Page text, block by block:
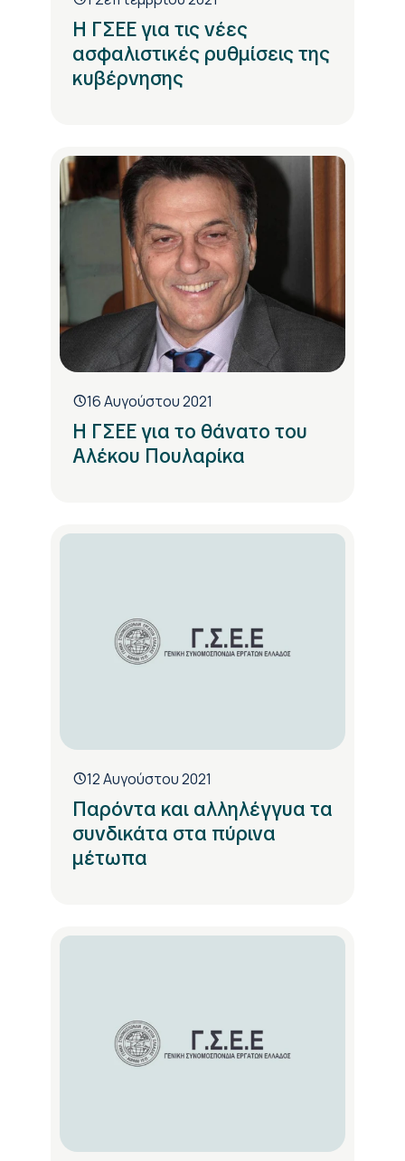
Η ΓΣΕΕ για τις νέες
ασφαλιστικές ρυθμίσεις της
κυβέρνησης
16 Αυγούστου 2021
Η ΓΣΕΕ για το θάνατο του
Αλέκου Πουλαρίκα
12 Αυγούστου 2021
Παρόντα και αλληλέγγυα τα
συνδικάτα στα πύρινα
μέτωπα